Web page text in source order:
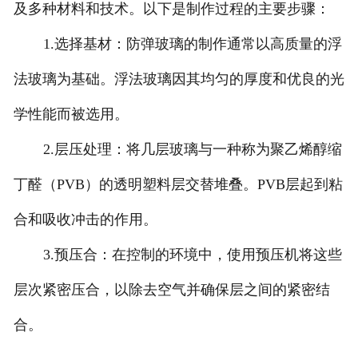
及多种材料和技术。以下是制作过程的主要步骤：
1.选择基材：防弹玻璃的制作通常以高质量的浮
法玻璃为基础。浮法玻璃因其均匀的厚度和优良的光
学性能而被选用。
2.层压处理：将几层玻璃与一种称为聚乙烯醇缩
丁醛（PVB）的透明塑料层交替堆叠。PVB层起到粘
合和吸收冲击的作用。
3.预压合：在控制的环境中，使用预压机将这些
层次紧密压合，以除去空气并确保层之间的紧密结
合。